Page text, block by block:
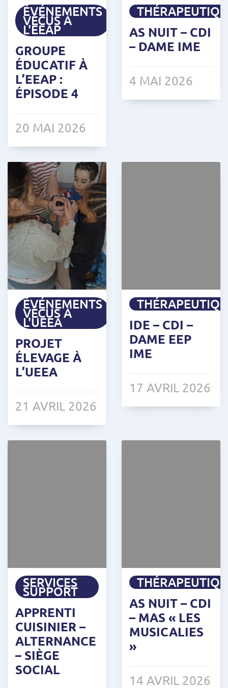
ÉVÉNEMENTS
VÉCUS À
L'EEAP
GROUPE
ÉDUCATIF À
L’EEAP :
ÉPISODE 4
20 MAI 2026
AS NUIT – CDI
– DAME IME
4 MAI 2026
ÉVÉNEMENTS
VÉCUS À
L'UEEA
PROJET
ÉLEVAGE À
L’UEEA
21 AVRIL 2026
IDE – CDI –
DAME EEP
IME
17 AVRIL 2026
SERVICES
SUPPORT
APPRENTI
CUISINIER –
ALTERNANCE
– SIÈGE
SOCIAL
AS NUIT – CDI
– MAS « LES
MUSICALIES
»
14 AVRIL 2026